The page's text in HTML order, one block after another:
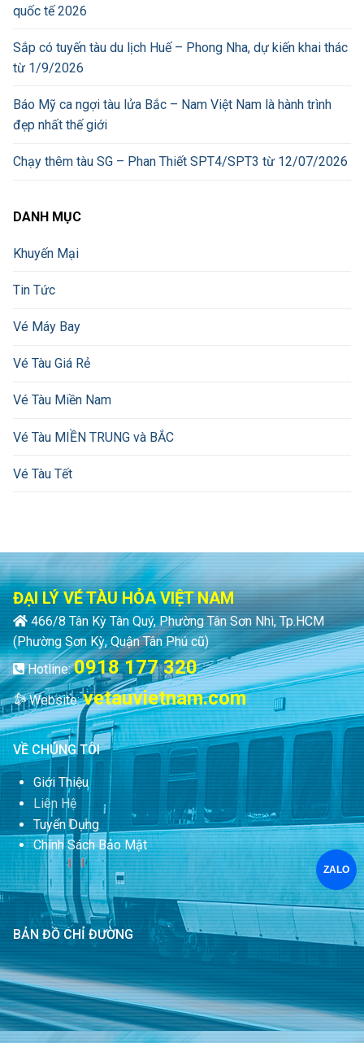
quốc tế 2026
Sắp có tuyến tàu du lịch Huế – Phong Nha, dự kiến khai thác
từ 1/9/2026
Báo Mỹ ca ngợi tàu lửa Bắc – Nam Việt Nam là hành trình
đẹp nhất thế giới
Chạy thêm tàu SG – Phan Thiết SPT4/SPT3 từ 12/07/2026
DANH MỤC
Khuyến Mại
Tin Tức
Vé Máy Bay
Vé Tàu Giá Rẻ
Vé Tàu Miền Nam
Vé Tàu MIỀN TRUNG và BẮC
Vé Tàu Tết
ĐẠI LÝ VÉ TÀU HỎA VIỆT NAM
466/8 Tân Kỳ Tân Quý, Phường Tân Sơn Nhì, Tp.HCM
(Phường Sơn Kỳ, Quận Tân Phú cũ)
Hotline:0918 177 320
Website:vetauvietnam.com
VỀ CHÚNG TÔI
Giới Thiệu
Liên Hệ
Tuyển Dụng
Chính Sách Bảo Mật
BẢN ĐỒ CHỈ ĐƯỜNG
ZALO